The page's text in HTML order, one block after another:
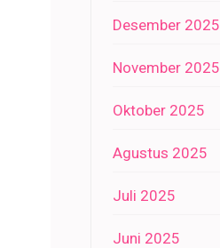
Desember 2025
November 2025
Oktober 2025
Agustus 2025
Juli 2025
Juni 2025